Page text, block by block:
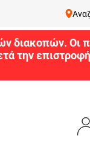
διακοπών. Οι
την